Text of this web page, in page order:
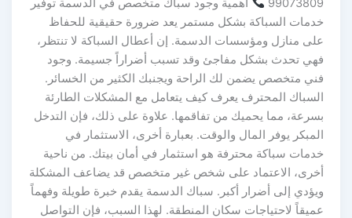
خدمات السباكة بشكل مستمر يعد ضرورة حقيقية للحفاظ
على منازل ومؤسسات الدسمة. إن أعطال السباكة لا تنتظر،
فهي تحدث بشكل مفاجئ وقد تسبب أضراراً جسيمة. وجود
فني متخصص يضمن لك الراحة ويجنبك الكثير من الخسائر.
السباك المحترف يعرف كيف يتعامل مع المشكلات الطارئة
بسرعة، مما يحميك من تفاقمها. علاوة على ذلك، فإن التدخل
المبكر يوفر المال والوقت. بعبارة أخرى، الاستثمار في
خدمات سباكة محترفة هو استثمار في أمان بيتك. من ناحية
أخرى، الاعتماد على شخص غير متخصص قد يضاعف المشكلة
ويؤدي إلى أضرار أكبر. سباك الدسمة يقدم خبرة طويلة وفهماً
عميقاً لاحتياجات سكان المنطقة. لهذا السبب، فإن التواصل